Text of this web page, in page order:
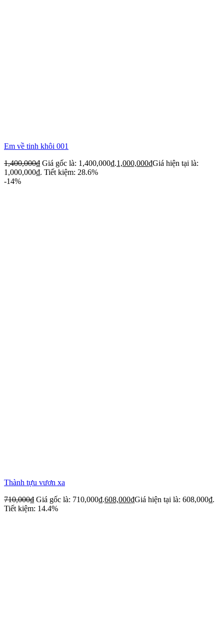
Em về tinh khôi 001
1,400,000₫ Giá gốc là: 1,400,000₫.1,000,000₫Giá hiện tại là:
1,000,000₫. Tiết kiệm: 28.6%
-14%
Thành tựu vươn xa
710,000₫ Giá gốc là: 710,000₫.608,000₫Giá hiện tại là: 608,000₫.
Tiết kiệm: 14.4%